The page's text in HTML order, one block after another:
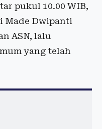
pukul 10.00 WIB,
Made Dwipanti
ASN, lalu
yang telah